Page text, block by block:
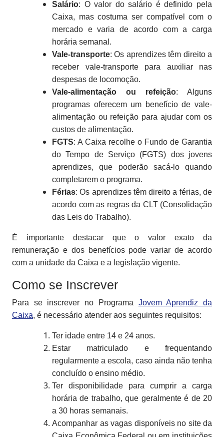
Salário: O valor do salário é definido pela
Caixa, mas costuma ser compatível com o
mercado e varia de acordo com a carga
horária semanal.
Vale-transporte: Os aprendizes têm direito a
receber vale-transporte para auxiliar nas
despesas de locomoção.
Vale-alimentação ou refeição: Alguns
programas oferecem um benefício de vale-
alimentação ou refeição para ajudar com os
custos de alimentação.
FGTS: A Caixa recolhe o Fundo de Garantia
do Tempo de Serviço (FGTS) dos jovens
aprendizes, que poderão sacá-lo quando
completarem o programa.
Férias: Os aprendizes têm direito a férias, de
acordo com as regras da CLT (Consolidação
das Leis do Trabalho).
É importante destacar que o valor exato da
remuneração e dos benefícios pode variar de acordo
com a unidade da Caixa e a legislação vigente.
Como se Inscrever
Para se inscrever no Programa Jovem Aprendiz da
Caixa, é necessário atender aos seguintes requisitos:
Ter idade entre 14 e 24 anos.
Estar matriculado e frequentando
regularmente a escola, caso ainda não tenha
concluído o ensino médio.
Ter disponibilidade para cumprir a carga
horária de trabalho, que geralmente é de 20
a 30 horas semanais.
Acompanhar as vagas disponíveis no site da